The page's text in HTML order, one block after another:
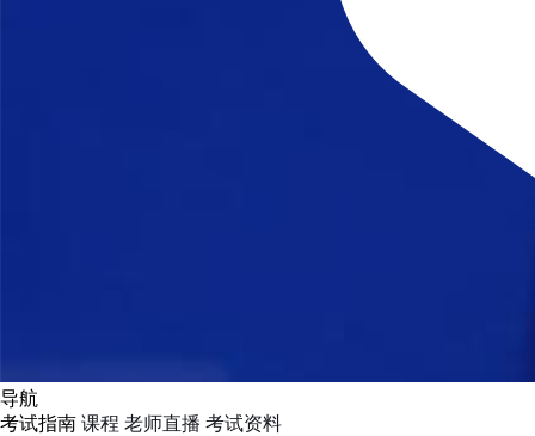
导航
考试指南 课程 老师直播 考试资料